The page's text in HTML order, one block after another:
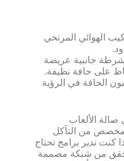
الهوائي المرتخي
جانبية عريضة
على حافة نظيفة.
الحافة في الرؤية
صالة الألعاب
من التآكل
كنت تدير برامج تحتاج
من شبكة مصممة